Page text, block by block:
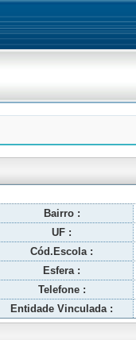
Bairro :
UF :
Cód.Escola :
Esfera :
Telefone :
Entidade Vinculada :